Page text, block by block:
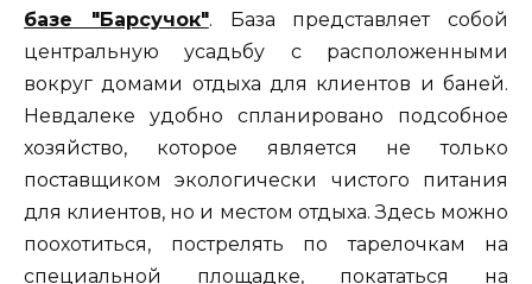
базе "Барсучок". База представляет собой
центральную усадьбу с расположенными
вокруг домами отдыха для клиентов и баней.
Невдалеке удобно спланировано подсобное
хозяйство, которое является не только
поставщиком экологически чистого питания
для клиентов, но и местом отдыха. Здесь можно
поохотиться, пострелять по тарелочкам на
специальной площадке, покататься на